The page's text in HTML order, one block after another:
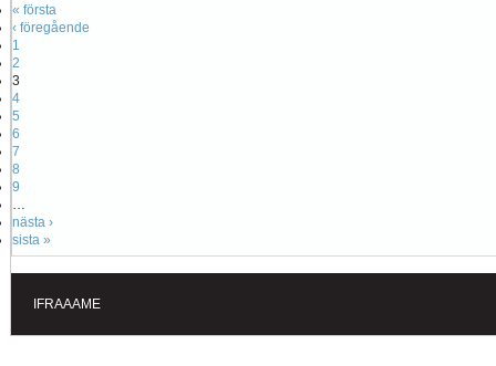
« första
‹ föregående
1
2
3
4
5
6
7
8
9
nästa ›
sista »
IFRAAAME